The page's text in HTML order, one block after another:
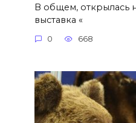
В общем, открылась
выставка «
0 668